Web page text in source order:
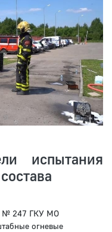
испытания
№ 247 ГКУ МО
огневые